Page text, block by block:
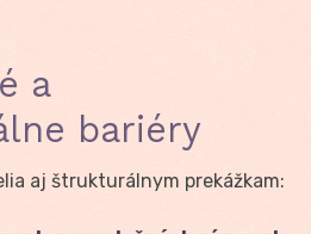
a
bariéry
aj štrukturálnym prekážkam: